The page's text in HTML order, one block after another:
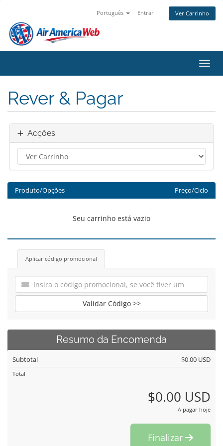
Português Entrar Ver Carrinho
Rever & Pagar
Acções
Produto/Opções Preço/Ciclo
Seu carrinho está vazio
Aplicar código promocional
Validar Código >>
Resumo da Encomenda
Subtotal $0.00 USD
Total
$0.00 USD
A pagar hoje
Finalizar